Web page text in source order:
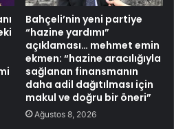
Bahçeli’nin yeni partiye
“hazine yardımı”
açıklaması… mehmet emin
ekmen: “hazine aracılığıyla
sağlanan finansmanın
daha adil dağıtılması için
makul ve doğru bir öneri”
Ağustos 8, 2026